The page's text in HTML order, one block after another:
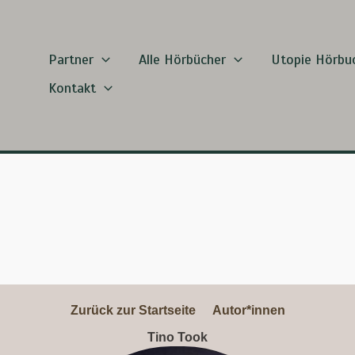
Partner Alle Hörbücher Utopie
Kontakt
Zurück zur Startseite
Autor*innen
Tino Took